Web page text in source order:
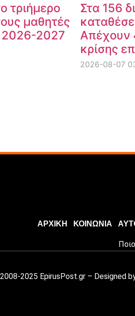
τριήμερο
μαθητές
2026-2027
Στα 156
Απέχουν
κρίσης
2026-08-07
ΑΡΧΙΚΗ ΚΟΙΝΩΝΙΑ
2025 EpirusPost.gr – Designed